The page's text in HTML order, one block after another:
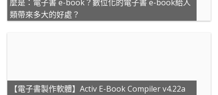
麼是：電子書 e-book？數位化的電子書 e-book給人
類帶來多大的好處？
【電子書製作軟體】Activ E-Book Compiler v4.22a